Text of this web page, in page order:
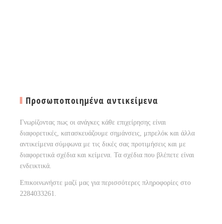
Προσωποποιημένα αντικείμενα
Γνωρίζοντας πως οι ανάγκες κάθε επιχείρησης είναι
διαφορετικές, κατασκευάζουμε σημάνσεις, μπρελόκ και άλλα
αντικείμενα σύμφωνα με τις δικές σας προτιμήσεις και με
διαφορετικά σχέδια και κείμενα. Τα σχέδια που βλέπετε είναι
ενδεικτικά.
Επικοινωνήστε μαζί μας για περισσότερες πληροφορίες στο
2284033261.